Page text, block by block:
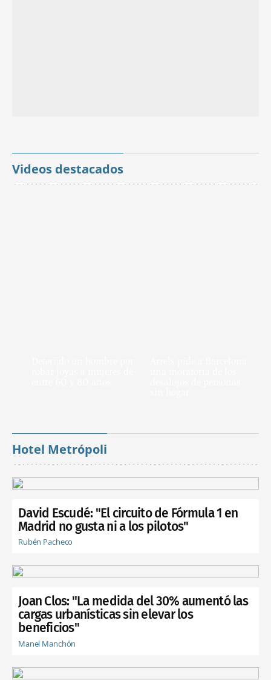
Videos destacados
Hotel Metrópoli
David Escudé: "El circuito de Fórmula 1 en
Madrid no gusta ni a los pilotos"
Rubén Pacheco
Joan Clos: "La medida del 30% aumentó las
cargas urbanísticas sin elevar los
beneficios"
Manel Manchón